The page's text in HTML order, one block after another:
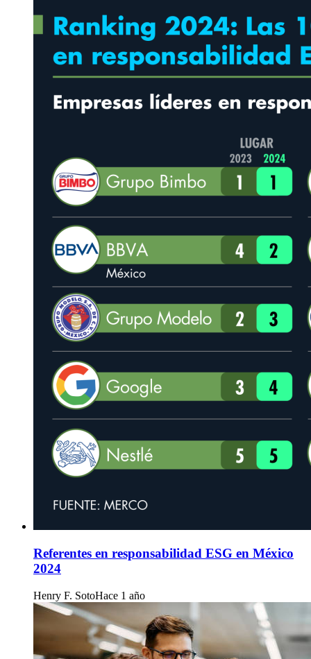
Referentes en responsabilidad ESG en México
2024
Henry F. SotoHace 1 año